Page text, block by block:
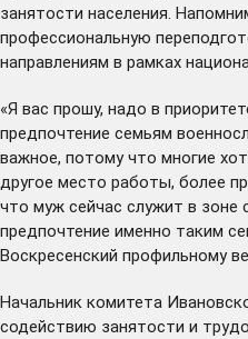
занятости населения.
профессиональную
направлениям в рамках
«Я вас прошу, надо в
предпочтение семьям
важное, потому что многие
другое место работы, более
что муж сейчас служит в зоне
предпочтение именно таким
Воскресенский профильному
Начальник комитета
содействию занятости и